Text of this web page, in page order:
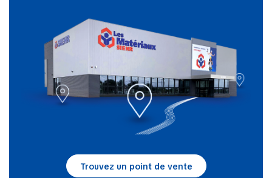
Trouvez un point de vente